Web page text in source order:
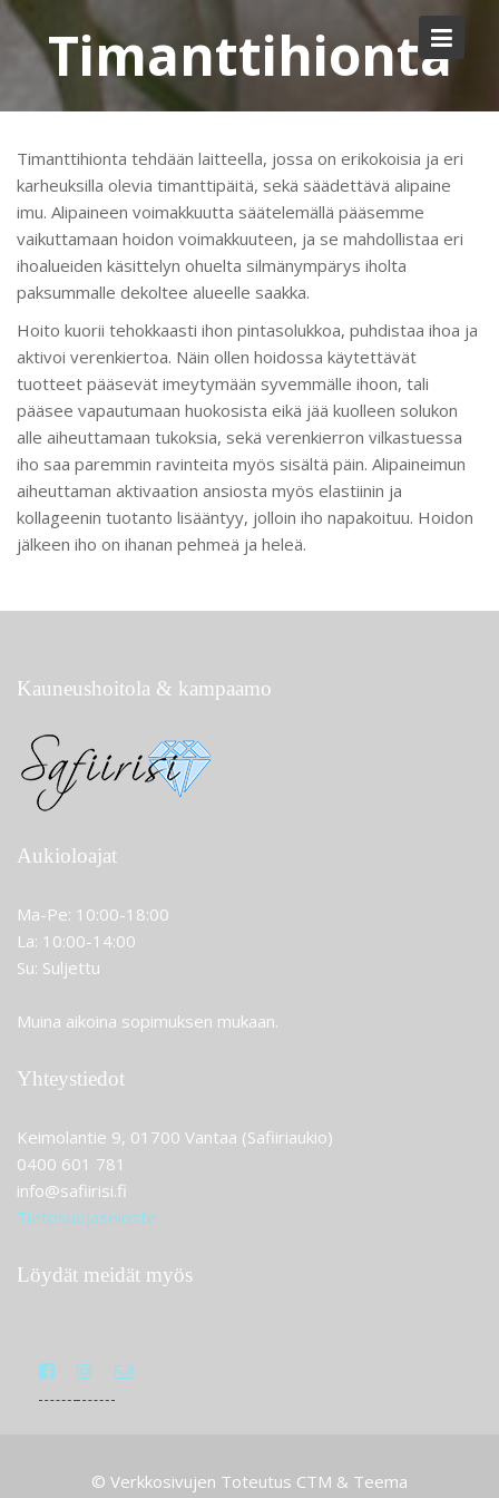
Skip
contentTimanttihionta
Timanttihionta tehdään laitteella, jossa on erikokoisia ja eri
karheuksilla olevia timanttipäitä, sekä säädettävä alipaine
imu. Alipaineen voimakkuutta säätelemällä pääsemme
vaikuttamaan hoidon voimakkuuteen, ja se mahdollistaa eri
ihoalueiden käsittelyn ohuelta silmänympärys iholta
paksummalle dekoltee alueelle saakka.
Hoito kuorii tehokkaasti ihon pintasolukkoa, puhdistaa ihoa ja
aktivoi verenkiertoa. Näin ollen hoidossa käytettävät
tuotteet pääsevät imeytymään syvemmälle ihoon, tali
pääsee vapautumaan huokosista eikä jää kuolleen solukon
alle aiheuttamaan tukoksia, sekä verenkierron vilkastuessa
iho saa paremmin ravinteita myös sisältä päin. Alipaineimun
aiheuttaman aktivaation ansiosta myös elastiinin ja
kollageenin tuotanto lisääntyy, jolloin iho napakoituu. Hoidon
jälkeen iho on ihanan pehmeä ja heleä.
Kauneushoitola & kampaamo
Aukioloajat
Ma-Pe: 10:00-18:00
La: 10:00-14:00
Su: Suljettu
Muina aikoina sopimuksen mukaan.
Yhteystiedot
Keimolantie 9, 01700 Vantaa (Safiiriaukio)
0400 601 781
info@safiirisi.fi
Tietosuojaseloste
Löydät meidät myös
© Verkkosivujen Toteutus CTM & Teema